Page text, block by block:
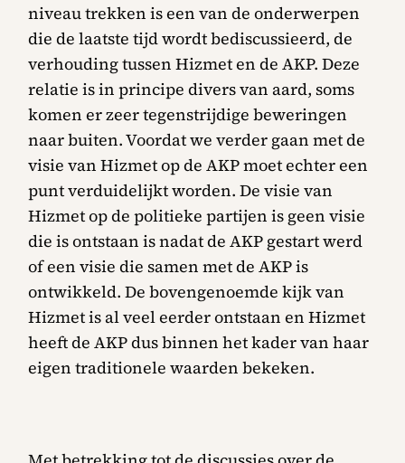
niveau trekken is een van de onderwerpen
die de laatste tijd wordt bediscussieerd, de
verhouding tussen Hizmet en de AKP. Deze
relatie is in principe divers van aard, soms
komen er zeer tegenstrijdige beweringen
naar buiten. Voordat we verder gaan met de
visie van Hizmet op de AKP moet echter een
punt verduidelijkt worden. De visie van
Hizmet op de politieke partijen is geen visie
die is ontstaan is nadat de AKP gestart werd
of een visie die samen met de AKP is
ontwikkeld. De bovengenoemde kijk van
Hizmet is al veel eerder ontstaan en Hizmet
heeft de AKP dus binnen het kader van haar
eigen traditionele waarden bekeken.